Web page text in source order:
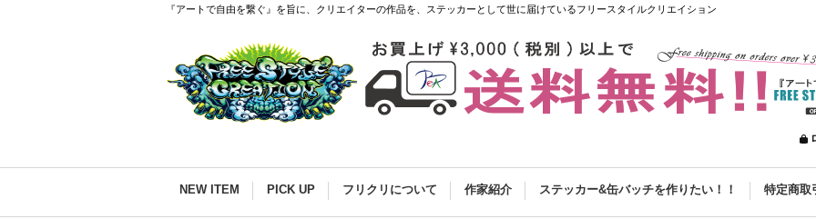
『アートで自由を繋ぐ』を旨に、クリエイターの作品を、ステッカーとして世に届けているフリースタイルクリエイション
NEW ITEM PICK UP フリクリについて 作家紹介 ステッカー&缶バッチを作りたい！！ 特定商取